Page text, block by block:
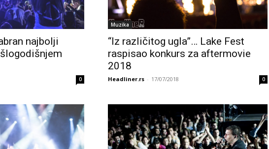
najbolji
0
Muzika
“Iz različitog ugla”… Lake Fest
raspisao konkurs za aftermovie
2018
Headliner.rs - 17/07/2018 0